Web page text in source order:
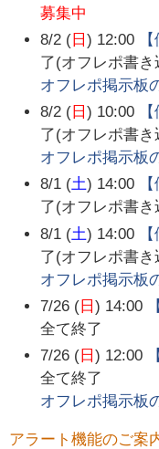
募集中
8/2 ( 日) 12:00
了(オフレポ書き
オフレポ掲示板
8/2 ( 日) 10:00
了(オフレポ書き
オフレポ掲示板
8/1 (土) 14:00
了(オフレポ書き
8/1 (土) 14:00
了(オフレポ書き
オフレポ掲示板
7/26 ( 日) 14:00
全て終了
7/26 ( 日) 12:00
全て終了
オフレポ掲示板
アラート機能のご案